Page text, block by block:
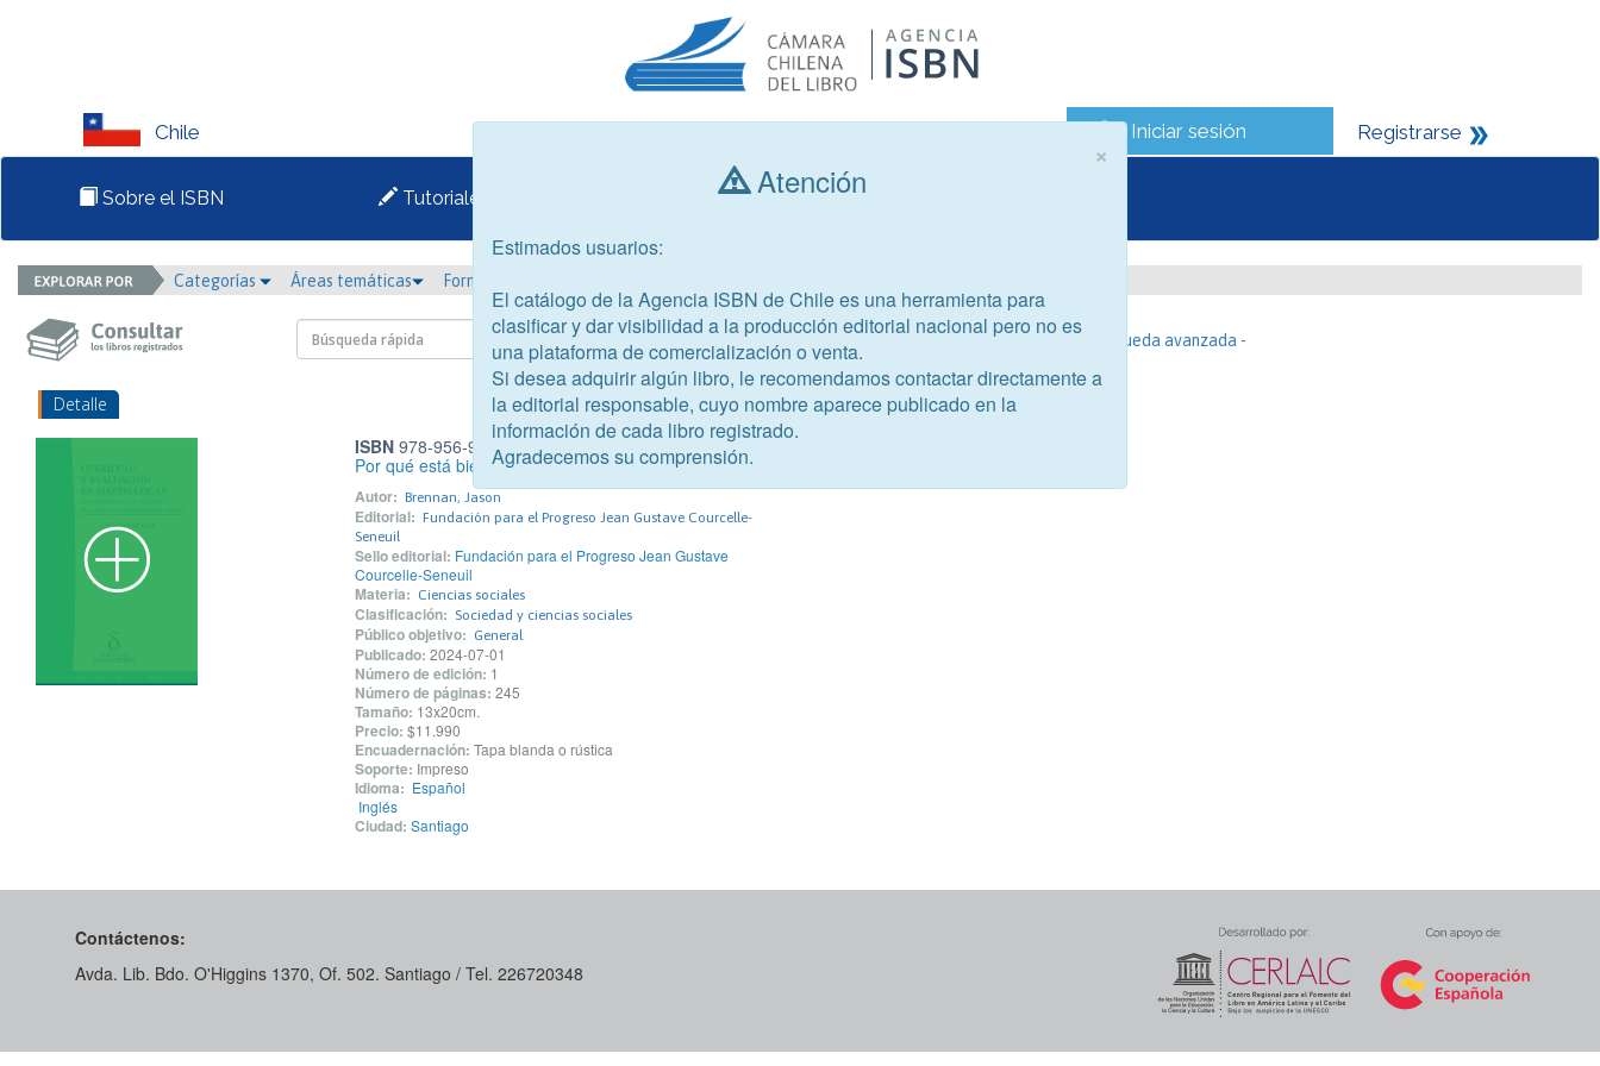
Chile Iniciar sesión Registrarse
Sobre el ISBN Tutoriales Consultar libros
Categorías Áreas temáticas Formato
- Búsqueda avanzada -
Detalle
ISBN978-956-9225-40-6
Por qué está bien querer ser rico
Autor: Brennan, Jason
Editorial: Fundación para el Progreso Jean Gustave Courcelle-
Seneuil
Sello editorial: Fundación para el Progreso Jean Gustave
Courcelle-Seneuil
Materia: Ciencias sociales
Clasificación: Sociedad y ciencias sociales
Público objetivo: General
Publicado: 2024-07-01
Número de edición: 1
Número de páginas: 245
Tamaño: 13x20cm.
Precio: $11.990
Encuadernación: Tapa blanda o rústica
Soporte: Impreso
Idioma: Español
Inglés
Ciudad: Santiago
Contáctenos:
Avda. Lib. Bdo. O'Higgins 1370, Of. 502. Santiago / Tel. 226720348
×
Atención
Estimados usuarios:
El catálogo de la Agencia ISBN de Chile es una herramienta para
clasificar y dar visibilidad a la producción editorial nacional pero no es
una plataforma de comercialización o venta.
Si desea adquirir algún libro, le recomendamos contactar directamente a
la editorial responsable, cuyo nombre aparece publicado en la
información de cada libro registrado.
Agradecemos su comprensión.